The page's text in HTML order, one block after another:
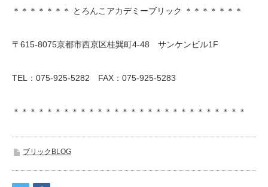
＊＊＊＊＊＊＊ とろんこアカデミーブリック ＊＊＊＊＊＊＊
〒615-8075京都市西京区桂巽町4-48 サンケンビル1F
TEL：075-925-5282 FAX：075-925-5283
＊＊＊＊＊＊＊＊＊＊＊＊＊＊＊＊＊＊＊＊＊＊＊＊＊＊＊＊
ブリックBLOG